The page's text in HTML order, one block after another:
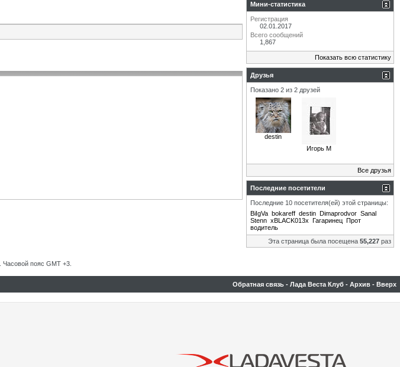
Мини-статистика
Регистрация
02.01.2017
Всего сообщений
1,867
Показать всю статистику
Друзья
Показано 2 из 2 друзей
destin
Игорь М
Все друзья
Последние посетители
Последние 10 посетителя(ей) этой страницы:
BiIgVa bokareff destin Dimaprodvor Sanal
Stenn xBLACK013x Гагаринец Прот
водитель
Эта страница была посещена 55,227 раз
. Часовой пояс GMT +3.
Обратная связь - Лада Веста Клуб - Архив - Вверх